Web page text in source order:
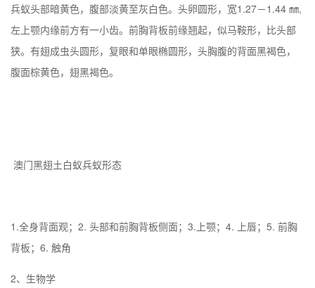
兵蚁头部暗黄色，腹部淡黄至灰白色。头卵圆形，宽1.27－1.44 ㎜,
左上颚内缘前方有一小齿。前胸背板前缘翘起，似马鞍形，比头部
狭。有翅成虫头圆形，复眼和单眼椭圆形，头胸腹的背面黑褐色，
腹面棕黄色，翅黑褐色。
澳门黑翅土白蚁兵蚁形态
1.全身背面观；2. 头部和前胸背板侧面；3.上颚；4. 上唇；5. 前胸
背板；6. 触角
2、生物学